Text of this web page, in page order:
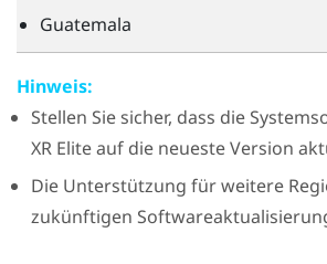
Guatemala
Hinweis:
Stellen Sie sicher, dass die
XR Eliteauf die neueste Version
Die Unterstützung für weitere
zukünftigen